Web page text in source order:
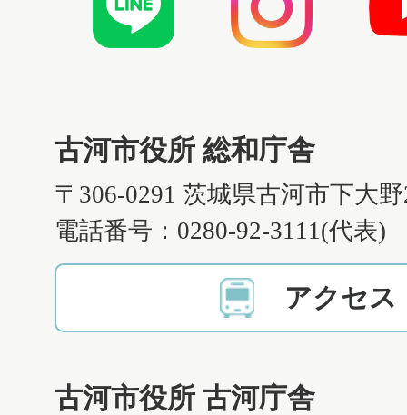
古河市役所 総和庁舎
〒306-0291 茨城県古河市下大
電話番号：0280-92-3111(代表)
アクセス
古河市役所 古河庁舎